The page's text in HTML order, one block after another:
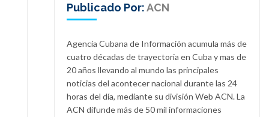
Publicado Por:ACN
Agencia Cubana de Información acumula más de
cuatro décadas de trayectoria en Cuba y mas de
20 años llevando al mundo las principales
noticias del acontecer nacional durante las 24
horas del día, mediante su división Web ACN. La
ACN difunde más de 50 mil informaciones